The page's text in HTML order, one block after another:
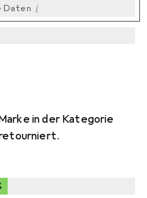
Daten i
in der Kategorie
retourniert.